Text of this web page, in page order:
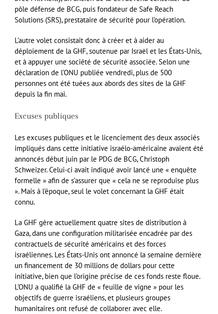
pôle défense de BCG, puis fondateur de Safe Reach
Solutions (SRS), prestataire de sécurité pour l’opération.
L’autre volet consistait donc à créer et à aider au
déploiement de la GHF, soutenue par Israël et les États-Unis,
et à appuyer une société de sécurité associée. Selon une
déclaration de l’ONU publiée vendredi, plus de 500
personnes ont été tuées aux abords des sites de la GHF
depuis la fin mai.
Excuses publiques
Les excuses publiques et le licenciement des deux associés
impliqués dans cette initiative israélo-américaine avaient été
annoncés début juin par le PDG de BCG, Christoph
Schweizer. Celui-ci avait indiqué avoir lancé une « enquête
formelle » afin de s’assurer que « cela ne se reproduise plus
». Mais à l’époque, seul le volet concernant la GHF était
connu.
La GHF gère actuellement quatre sites de distribution à
Gaza, dans une configuration militarisée encadrée par des
contractuels de sécurité américains et des forces
israéliennes. Les États-Unis ont annoncé la semaine dernière
un financement de 30 millions de dollars pour cette
initiative, bien que l’origine précise de ces fonds reste floue.
L’ONU a qualifié la GHF de « feuille de vigne » pour les
objectifs de guerre israéliens, et plusieurs groupes
humanitaires ont refusé de collaborer avec elle.